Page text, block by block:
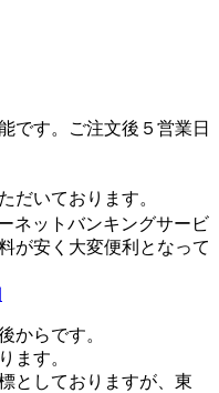
です。ご注文後５営業日
だいております。
ネットバンキングサービ
が安く大変便利となって
からです。
ます。
としておりますが、東